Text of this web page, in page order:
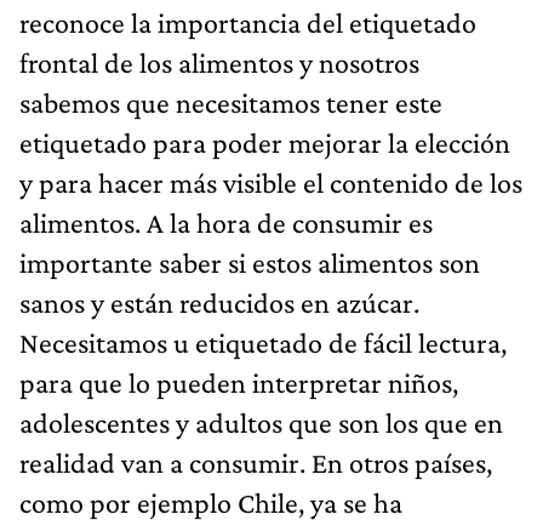
reconoce la importancia del etiquetado
frontal de los alimentos y nosotros
sabemos que necesitamos tener este
etiquetado para poder mejorar la elección
y para hacer más visible el contenido de los
alimentos. A la hora de consumir es
importante saber si estos alimentos son
sanos y están reducidos en azúcar.
Necesitamos u etiquetado de fácil lectura,
para que lo pueden interpretar niños,
adolescentes y adultos que son los que en
realidad van a consumir. En otros países,
como por ejemplo Chile, ya se ha